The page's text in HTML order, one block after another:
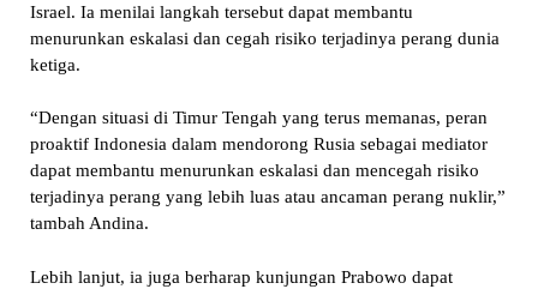
Israel. Ia menilai langkah tersebut dapat membantu
menurunkan eskalasi dan cegah risiko terjadinya perang dunia
ketiga.
“Dengan situasi di Timur Tengah yang terus memanas, peran
proaktif Indonesia dalam mendorong Rusia sebagai mediator
dapat membantu menurunkan eskalasi dan mencegah risiko
terjadinya perang yang lebih luas atau ancaman perang nuklir,”
tambah Andina.
Lebih lanjut, ia juga berharap kunjungan Prabowo dapat